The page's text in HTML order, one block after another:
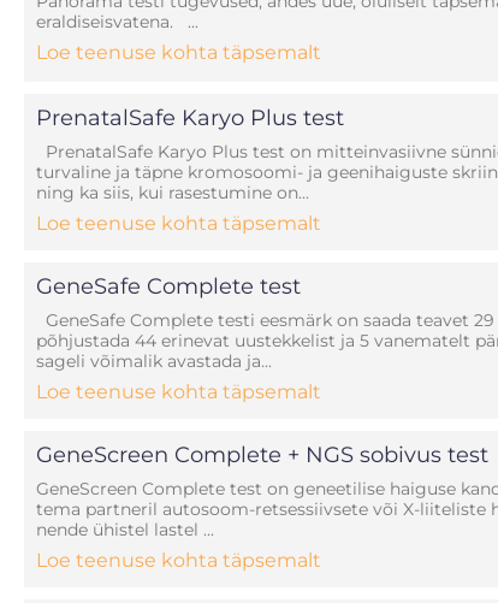
eraldiseisvatena. ...
Loe teenuse kohta täpsemalt
PrenatalSafe Karyo Plus test
PrenatalSafe Karyo Plus test on mitteinvasiivne
turvaline ja täpne kromosoomi- ja geenihaiguste
ning ka siis, kui rasestumine on...
Loe teenuse kohta täpsemalt
GeneSafe Complete test
GeneSafe Complete testi eesmärk on saada teavet
põhjustada 44 erinevat uustekkelist ja 5 vanematelt
sageli võimalik avastada ja...
Loe teenuse kohta täpsemalt
GeneScreen Complete + NGS sobivus test
GeneScreen Complete test on geneetilise haiguse
tema partneril autosoom-retsessiivsete või X-
nende ühistel lastel ...
Loe teenuse kohta täpsemalt